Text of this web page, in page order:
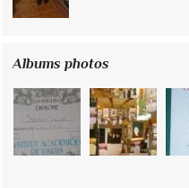
Albums photos